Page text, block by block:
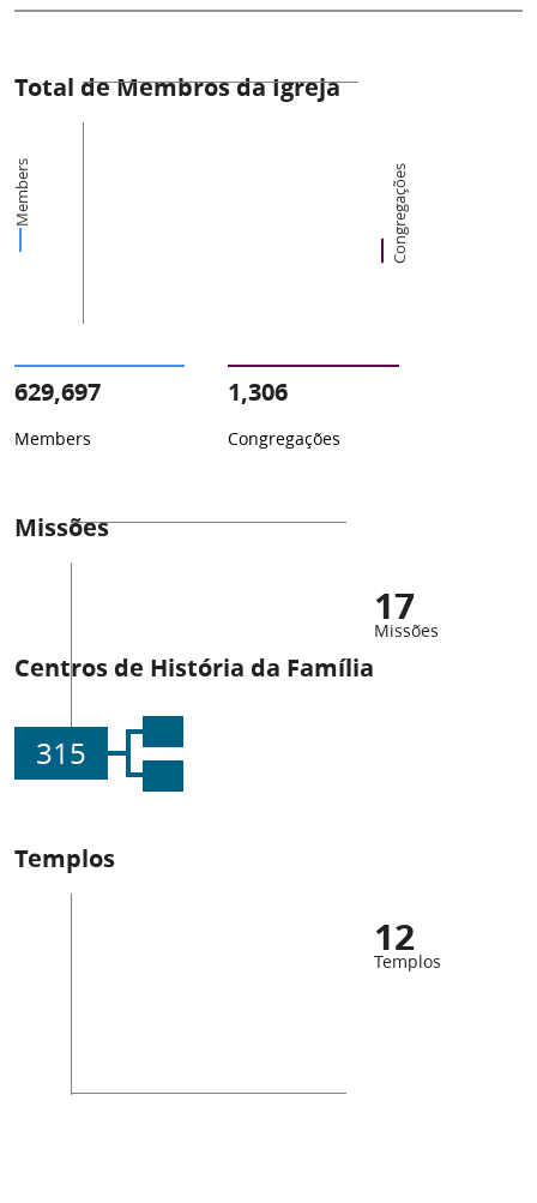
Total de Membros da Igreja
Members Congregações
629,697
Members
1,306
Congregações
Missões
17
Missões
Centros de História da Família
315
Templos
12
Templos